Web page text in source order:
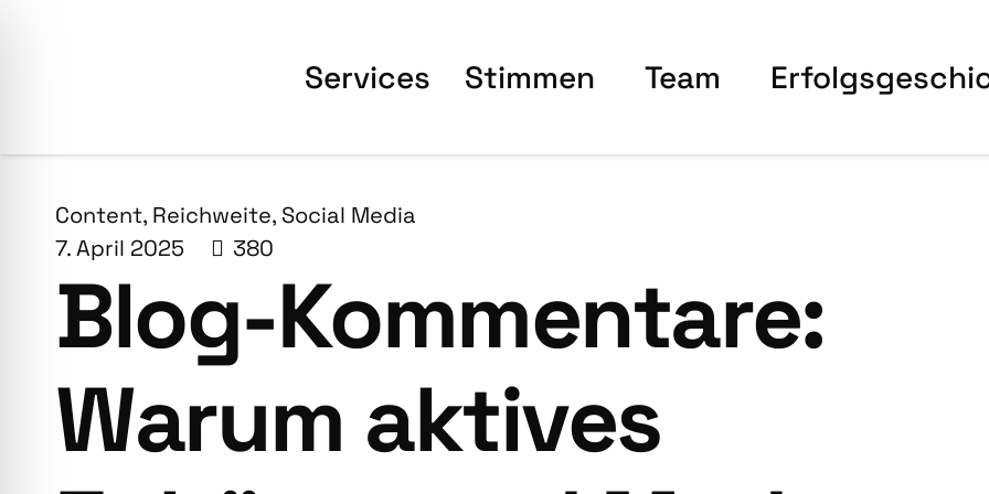
Ser­vices Stim­men Team
Content, Reichweite, Social Media
7. April 2025
380
Blog-Kom­men­ta­re:
War­um akti­ves